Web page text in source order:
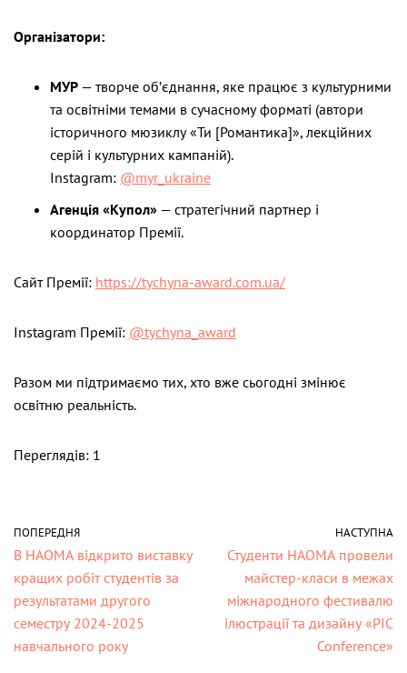
Організатори:
МУР — творче об’єднання, яке працює з культурними
та освітніми темами в сучасному форматі (автори
історичного мюзиклу «Ти [Романтика]», лекційних
серій і культурних кампаній).
Instagram: @myr_ukraine
Агенція «Купол» — стратегічний партнер і
координатор Премії.
Сайт Премії: https://tychyna-award.com.ua/
Instagram Премії: @tychyna_award
Разом ми підтримаємо тих, хто вже сьогодні змінює
освітню реальність.
Переглядів: 1
ПОПЕРЕДНЯ
В НАОМА відкрито виставку
кращих робіт студентів за
результатами другого
семестру 2024-2025
навчального року
НАСТУПНА
Студенти НАОМА провели
майстер-класи в межах
міжнародного фестивалю
ілюстрації та дизайну «PIC
Conference»